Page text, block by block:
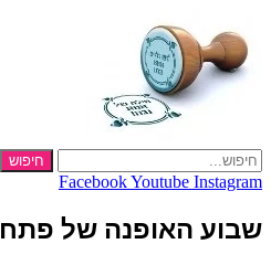
content
חיפוש
FacebookYoutube Instagram
שבוע האופנה של פתח